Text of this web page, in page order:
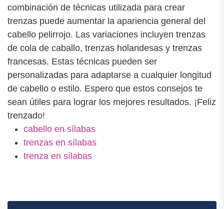
combinación de técnicas utilizada para crear
trenzas puede aumentar la apariencia general del
cabello pelirrojo. Las variaciones incluyen trenzas
de cola de caballo, trenzas holandesas y trenzas
francesas. Estas técnicas pueden ser
personalizadas para adaptarse a cualquier longitud
de cabello o estilo. Espero que estos consejos te
sean útiles para lograr los mejores resultados. ¡Feliz
trenzado!
cabello en sílabas
trenzas en sílabas
trenza en sílabas